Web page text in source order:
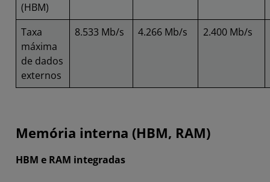
(HBM)
Taxa
máxima
de dados
externos
8.533 Mb/s 4.266 Mb/s 2.400 Mb/s
Memória interna (HBM, RAM)
HBM e RAM integradas